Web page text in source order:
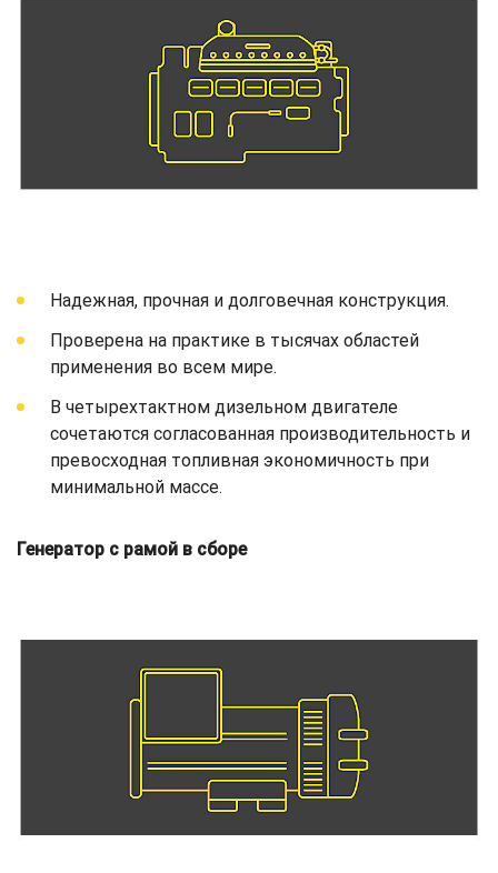
Надежная, прочная и долговечная конструкция.
Проверена на практике в тысячах областей
применения во всем мире.
В четырехтактном дизельном двигателе
сочетаются согласованная производительность и
превосходная топливная экономичность при
минимальной массе.
Генератор с рамой в сборе